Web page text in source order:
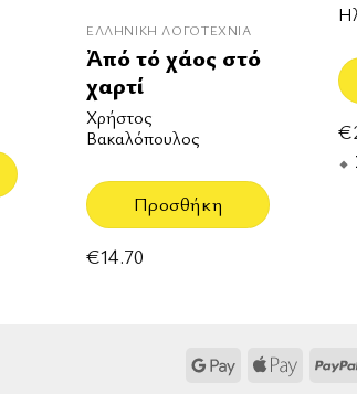
ΕΛΛΗΝΙΚΉ ΛΟΓΟΤΕΧΝΊΑ
Ἀπό τό χάος στό
χαρτί
Χρήστος
Βακαλόπουλος
Προσθήκη
€14.70
€
Google Apple